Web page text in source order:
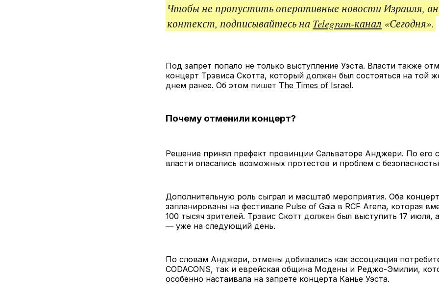
Чтобы не пропустить оперативные новости Израиля,
контекст, подписывайтесь на Telegram-канал «Сегодня».
Под запрет попало не только выступление Уэста. Власти также
концерт Трэвиса Скотта, который должен был состояться на той
днем ранее. Об этом пишет The Times of Israel.
Почему отменили концерт?
Решение принял префект провинции Сальваторе Анджери. По его
власти опасались возможных протестов и проблем с
Дополнительную роль сыграл и масштаб мероприятия. Оба
запланированы на фестивале Pulse of Gaia в RCF Arena, которая
100 тысяч зрителей. Трэвис Скотт должен был выступить 17 июля,
— уже на следующий день.
По словам Анджери, отмены добивались как ассоциация
CODACONS, так и еврейская община Модены и Реджо-Эмилии,
особенно настаивала на запрете концерта Канье Уэста.